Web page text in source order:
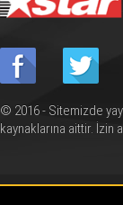
© 2016 - Sitemizde
kaynaklarına aittir. İzin